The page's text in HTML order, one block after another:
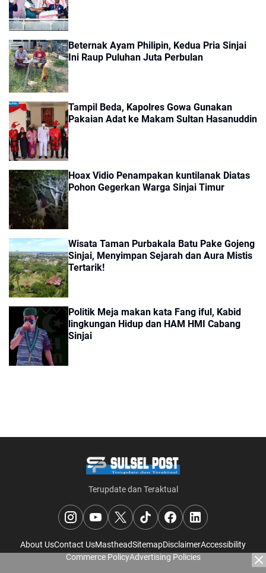
Beternak Ayam Philipin, Kedua Pria Sinjai
Ini Raup Puluhan Juta Perbulan
Tampil Beda, Kapolres Gowa Gunakan
Pakaian Adat ke Makam Sultan Hasanuddin
Hoax Vidio Penampakan kuntilanak Diatas
Pohon Gegerkan Warga Sinjai Timur
Wisata Taman Purbakala Batu Pake Gojeng
Sinjai, Menyimpan Sejarah dan Aura Mistis
Tertarik!
Politik Meja makan kata Fang iful, Kabid
lingkungan Hidup dan HAM HMI Cabang
Sinjai
Terupdate dan Teraktual
About UsContact UsMastheadSitemapDisclaimerAccessibility
Commerce PolicyAdvertising Policies